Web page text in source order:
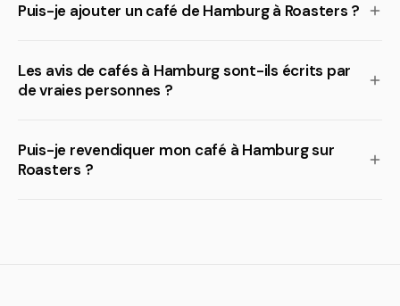
Puis-je ajouter un café de Hamburg à Roasters ?
Les avis de cafés à Hamburg sont-ils écrits par
de vraies personnes ?
Puis-je revendiquer mon café à Hamburg sur
Roasters ?